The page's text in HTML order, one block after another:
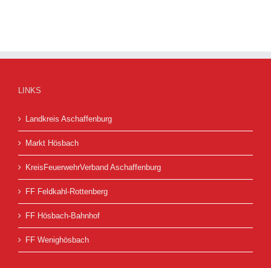
LINKS
Landkreis Aschaffenburg
Markt Hösbach
KreisFeuerwehrVerband Aschaffenburg
FF Feldkahl-Rottenberg
FF Hösbach-Bahnhof
FF Wenighösbach